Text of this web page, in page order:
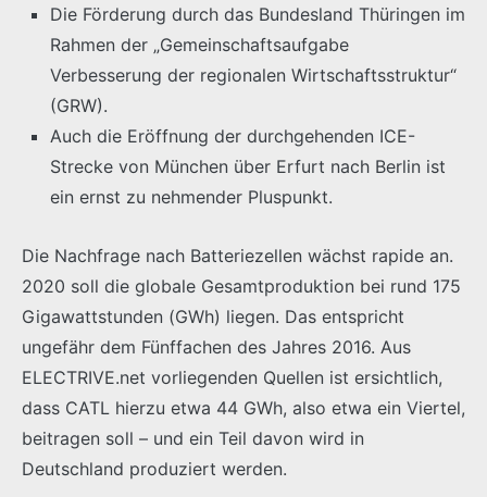
Die Förderung durch das Bundesland Thüringen im
Rahmen der „Gemeinschaftsaufgabe
Verbesserung der regionalen Wirtschaftsstruktur“
(GRW).
Auch die Eröffnung der durchgehenden ICE-
Strecke von München über Erfurt nach Berlin ist
ein ernst zu nehmender Pluspunkt.
Die Nachfrage nach Batteriezellen wächst rapide an.
2020 soll die globale Gesamtproduktion bei rund 175
Gigawattstunden (GWh) liegen. Das entspricht
ungefähr dem Fünffachen des Jahres 2016. Aus
ELECTRIVE.net vorliegenden Quellen ist ersichtlich,
dass CATL hierzu etwa 44 GWh, also etwa ein Viertel,
beitragen soll – und ein Teil davon wird in
Deutschland produziert werden.